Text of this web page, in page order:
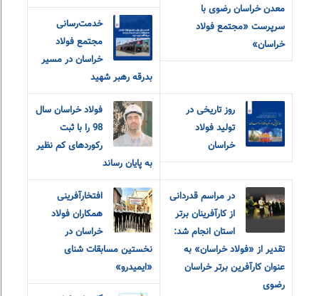
معدن خراسان رضوی با
سرپرست «مجتمع فولاد
خراسان»
خدمت‌رسانی
مجتمع فولاد
خراسان در مسیر
بدرقه رهبر شهید
روز تاریخی در
تولید فولاد
خراسان
فولاد خراسان سال
98 را با ثبت
رکوردهای کم نظیر
به پایان رساند
در مراسم قدردانی
از کارآفرینان برتر
استان انجام شد:
تقدیر از «فولاد خراسان» به
عنوان کارآفرین برتر خراسان
رضوی
افتخارآفرینی
همکاران فولاد
خراسان در
نخستین مسابقات شنای
«ایمیدرو»